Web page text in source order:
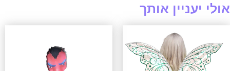
אולי יעניין אותך